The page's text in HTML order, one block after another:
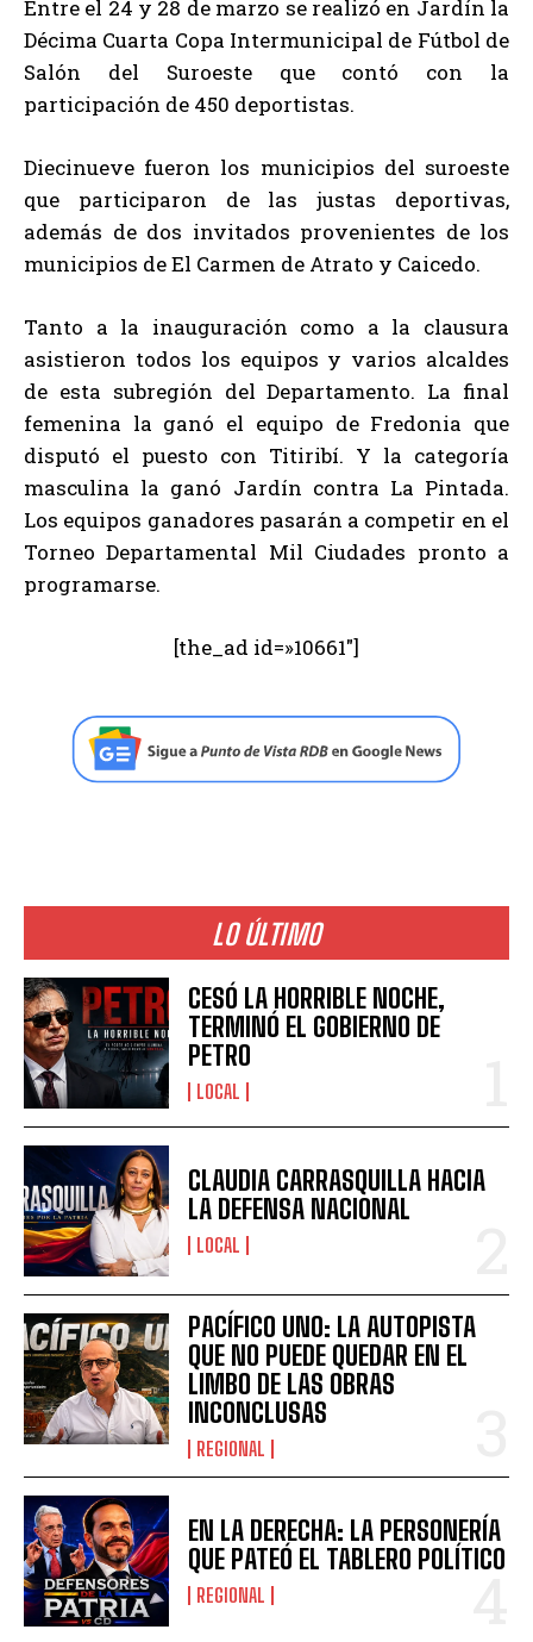
Entre el 24 y 28 de marzo se realizó en Jardín la
Décima Cuarta Copa Intermunicipal de Fútbol de
Salón del Suroeste que contó con la
participación de 450 deportistas.
Diecinueve fueron los municipios del suroeste
que participaron de las justas deportivas,
además de dos invitados provenientes de los
municipios de El Carmen de Atrato y Caicedo.
Tanto a la inauguración como a la clausura
asistieron todos los equipos y varios alcaldes
de esta subregión del Departamento. La final
femenina la ganó el equipo de Fredonia que
disputó el puesto con Titiribí. Y la categoría
masculina la ganó Jardín contra La Pintada.
Los equipos ganadores pasarán a competir en el
Torneo Departamental Mil Ciudades pronto a
programarse.
[the_ad id=»10661″]
LO ÚLTIMO
CESÓ LA HORRIBLE NOCHE,
TERMINÓ EL GOBIERNO DE
PETRO
LOCAL
CLAUDIA CARRASQUILLA HACIA
LA DEFENSA NACIONAL
LOCAL
PACÍFICO UNO: LA AUTOPISTA
QUE NO PUEDE QUEDAR EN EL
LIMBO DE LAS OBRAS
INCONCLUSAS
REGIONAL
EN LA DERECHA: LA PERSONERÍA
QUE PATEÓ EL TABLERO POLÍTICO
REGIONAL